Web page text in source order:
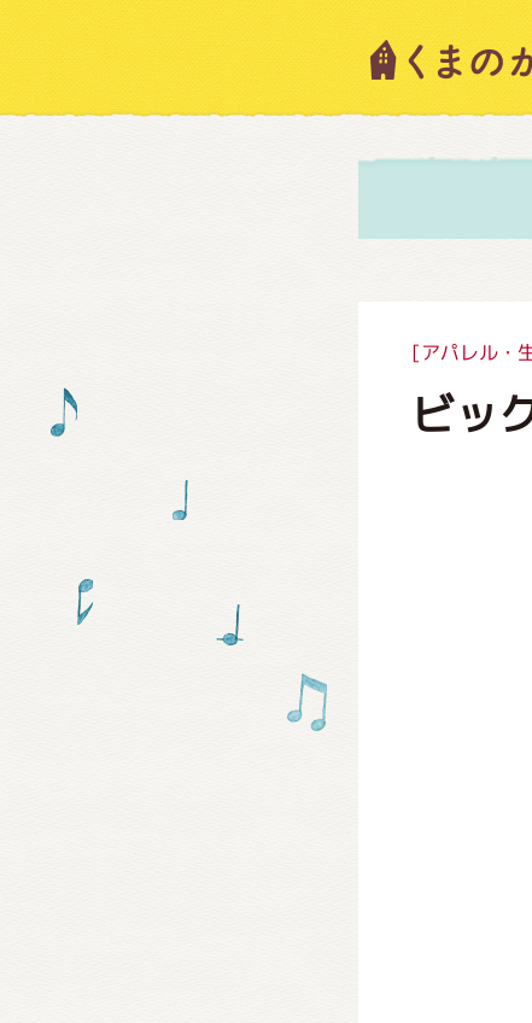
[アパレル・
ビッ
キャ
絵本
グ
ミ
お